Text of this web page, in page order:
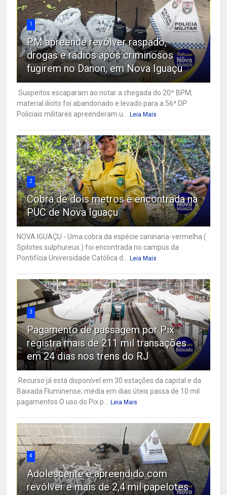
1
PM apreende revólver raspado,
drogas e rádios após criminosos
fugirem no Danon, em Nova Iguaçu
Suspeitos escaparam ao notar a chegada do 20º BPM;
material ilícito foi abandonado e levado para a 56ª DP
Policiais militares apreenderam u...
Leia Mais
2
Cobra de dois metros é encontrada na
PUC de Nova Iguaçu
NOVA IGUAÇU - Uma cobra da espécie caninana-vermelha (
Spilotes sulphureus ) foi encontrada no campus da
Pontifícia Universidade Católica d...
Leia Mais
3
Pagamento de passagem por Pix
registra mais de 211 mil transações
em 24 dias nos trens do RJ
Recurso já está disponível em 30 estações da capital e da
Baixada Fluminense; média em dias úteis passa de 10 mil
pagamentos O uso do Pix p...
Leia Mais
4
Adolescente é apreendido com
revólver e mais de 2,4 mil papelotes